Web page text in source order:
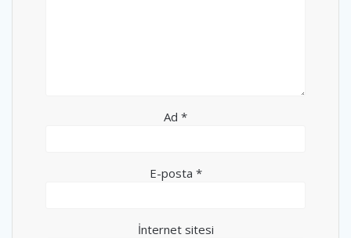
Ad *
E-posta *
İnternet sitesi